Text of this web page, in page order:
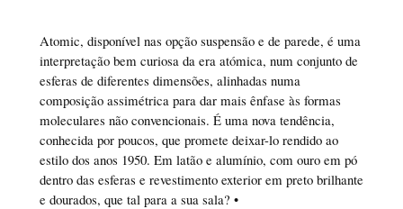
Atomic, disponível nas opção suspensão e de parede, é uma
interpretação bem curiosa da era atómica, num conjunto de
esferas de diferentes dimensões, alinhadas numa
composição assimétrica para dar mais ênfase às formas
moleculares não convencionais. É uma nova tendência,
conhecida por poucos, que promete deixar-lo rendido ao
estilo dos anos 1950. Em latão e alumínio, com ouro em pó
dentro das esferas e revestimento exterior em preto brilhante
e dourados, que tal para a sua sala? •